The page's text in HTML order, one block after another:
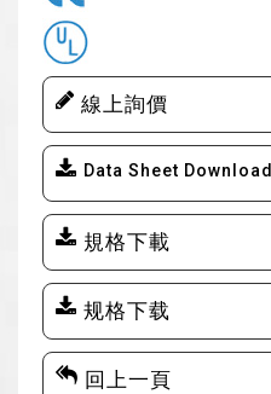
線上詢價
Data Sheet Download
規格下載
规格下载
回上一頁